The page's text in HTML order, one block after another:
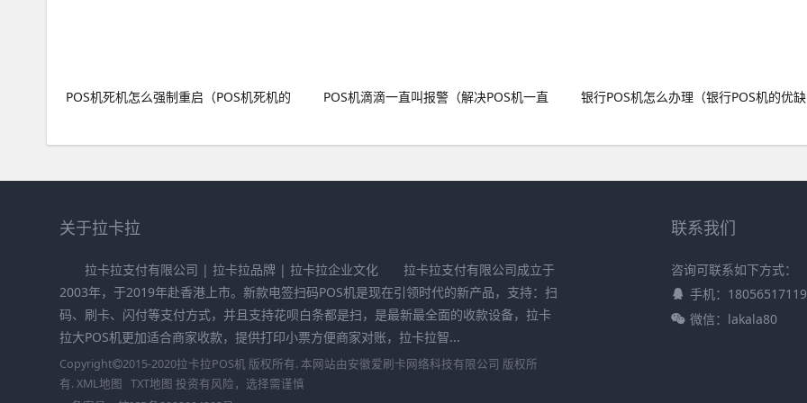
POS机死机怎么强制重启（POS机死机的 POS机滴滴一直叫报警（解决POS机一直 银行POS机怎么办理（银行POS机的优缺
关于拉卡拉
拉卡拉支付有限公司 | 拉卡拉品牌 | 拉卡拉企业文化 拉卡拉支付有限公司成立于
2003年，于2019年赴香港上市。新款电签扫码POS机是现在引领时代的新产品，支持：扫
码、刷卡、闪付等支付方式，并且支持花呗白条都是扫，是最新最全面的收款设备，拉卡
拉大POS机更加适合商家收款，提供打印小票方便商家对账，拉卡拉智...
Copyright 2015-2020拉卡拉POS机 版权所有. 本网站由安徽爱刷卡网络科技有限公司 版权所
有. XML地图 TXT地图 投资有风险，选择需谨慎
联系我们
咨询可联系如下方式：
手机：18056517119
微信：lakala80